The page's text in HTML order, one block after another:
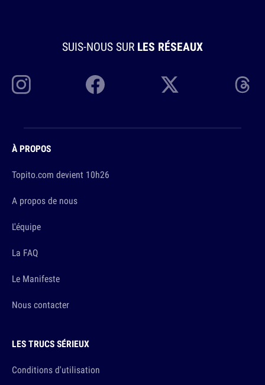
SUIS-NOUS SUR LES RÉSEAUX
À PROPOS
Topito.com devient 10h26
A propos de nous
L'équipe
La FAQ
Le Manifeste
Nous contacter
LES TRUCS SÉRIEUX
Conditions d'utilisation